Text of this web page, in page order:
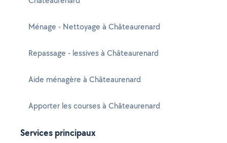
Ménage - Nettoyage à Châteaurenard
Repassage - lessives à Châteaurenard
Aide ménagère à Châteaurenard
Apporter les courses à Châteaurenard
Services principaux